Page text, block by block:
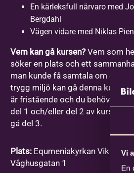
Vi
En
En kärleksfull närvaro med
Bergdahl
Vägen vidare med Niklas
Vem kan gå kursen? Vem som
söker en plats och ett
man kunde få samtala om dessa
trygg miljö kan gå denna kurs.
är fristående och du behöver inte
del 1 och/eller del 2 av kursen för
gå del 3.
Plats: Equmeniakyrkan
Våghusgatan 1